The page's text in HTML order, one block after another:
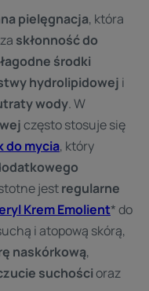
pielęgnacja, która
skłonność do
łagodne środki
hydrolipidowej i
wody. W
często stosuje się
do mycia, który
jestregularne
Krem Emolient* do
i atopową skórą,
naskórkową,
suchościoraz